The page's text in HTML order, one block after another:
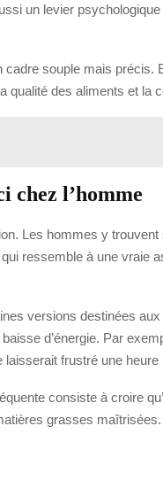
un levier
cadre souple mais
qualité des aliments et la
chez l’homme
Les hommes y
ressemble à une vraie
versions destinées
d’énergie. Par
frustré une heure
consiste à croire
grasses maîtrisées.